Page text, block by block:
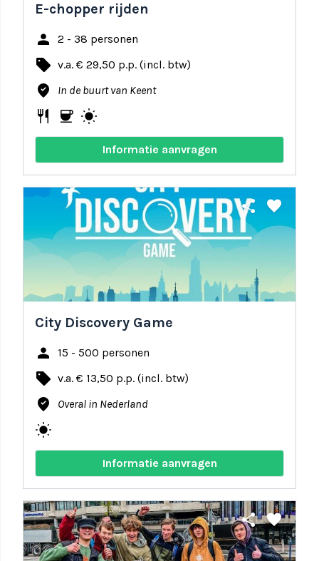
E-chopper rijden
person 2 - 38 personen
local_offer v.a. € 29,50 p.p. (incl. btw)
where_to_vote In de buurt van Keent
restaurant coffee wb_sunny
Informatie aanvragen
share favorite
City Discovery Game
person 15 - 500 personen
local_offer v.a. € 13,50 p.p. (incl. btw)
where_to_vote Overal in Nederland
wb_sunny
Informatie aanvragen
share favorite